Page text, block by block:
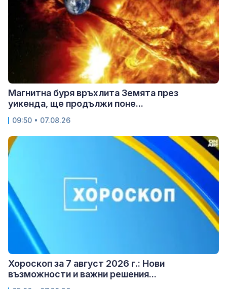
Магнитна буря връхлита Земята през
уикенда, ще продължи поне...
09:50 • 07.08.26
Хороскоп за 7 август 2026 г.: Нови
възможности и важни решения...